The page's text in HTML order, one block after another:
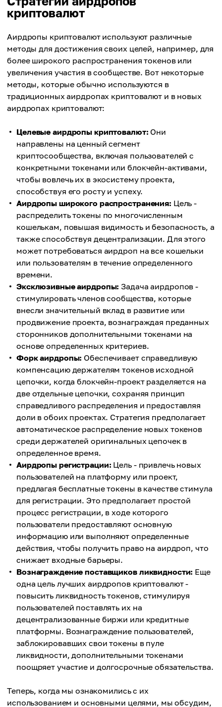
криптовалют
Аирдропы криптовалют используют различные
методы для достижения своих целей, например, для
более широкого распространения токенов или
увеличения участия в сообществе. Вот некоторые
методы, которые обычно используются в
традиционных аирдропах криптовалют и в новых
аирдропах криптовалют:
Целевые аирдропы криптовалют: Они
направлены на ценный сегмент
криптосообщества, включая пользователей с
конкретными токенами или блокчейн-активами,
чтобы вовлечь их в экосистему проекта,
способствуя его росту и успеху.
Аирдропы широкого распространения: Цель -
распределить токены по многочисленным
кошелькам, повышая видимость и безопасность, а
также способствуя децентрализации. Для этого
может потребоваться аирдроп на все кошельки
или пользователям в течение определенного
времени.
Эксклюзивные аирдропы: Задача аирдропов -
стимулировать членов сообщества, которые
внесли значительный вклад в развитие или
продвижение проекта, вознаграждая преданных
сторонников дополнительными токенами на
основе определенных критериев.
Форк аирдропы: Обеспечивает справедливую
компенсацию держателям токенов исходной
цепочки, когда блокчейн-проект разделяется на
две отдельные цепочки, сохраняя принцип
справедливого распределения и предоставляя
доли в обоих проектах. Стратегия предполагает
автоматическое распределение новых токенов
среди держателей оригинальных цепочек в
определенное время.
Аирдропы регистрации: Цель - привлечь новых
пользователей на платформу или проект,
предлагая бесплатные токены в качестве стимула
для регистрации. Это предполагает простой
процесс регистрации, в ходе которого
пользователи предоставляют основную
информацию или выполняют определенные
действия, чтобы получить право на аирдроп, что
снижает входные барьеры.
Вознаграждение поставщиков ликвидности: Еще
одна цель лучших аирдропов криптовалют -
повысить ликвидность токенов, стимулируя
пользователей поставлять их на
децентрализованные биржи или кредитные
платформы. Вознаграждение пользователей,
заблокировавших свои токены в пуле
ликвидности, дополнительными токенами
поощряет участие и долгосрочные обязательства.
Теперь, когда мы ознакомились с их
использованием и основными целями, мы обсудим,